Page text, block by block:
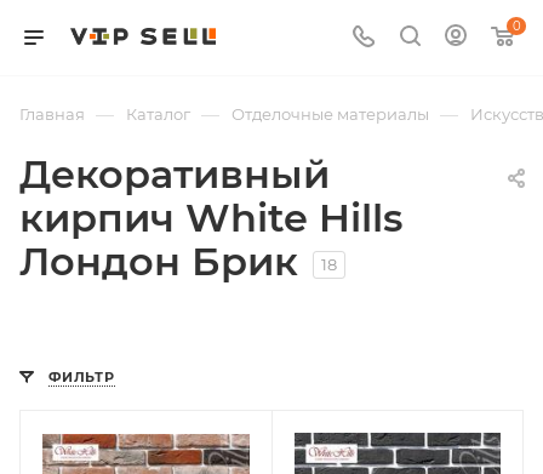
0
Главная — Каталог — Отделочные материалы —
Декоративный
кирпич White Hills
Лондон Брик
18
ФИЛЬТР